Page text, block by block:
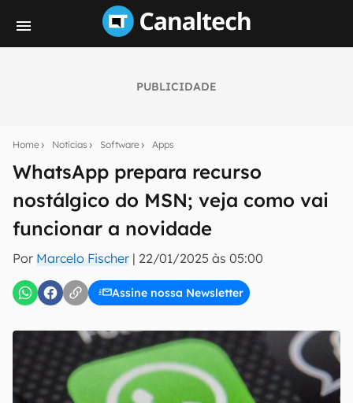
PUBLICIDADE
Home Notícias Software Apps
WhatsApp prepara recurso
nostálgico do MSN; veja como vai
funcionar a novidade
Por Marcelo Fischer | 22/01/2025 às 05:00
Assine nossa Newsletter
notícias e reviews sobre tecnologia em primeira
mão.
E-mail
inscreva-se
Uso e Política de Privacidade do Canaltech.